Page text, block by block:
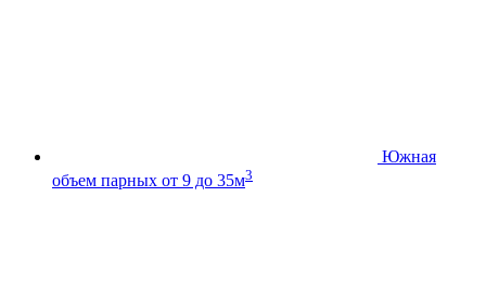
Южная
объем парных от 9 до 35м3